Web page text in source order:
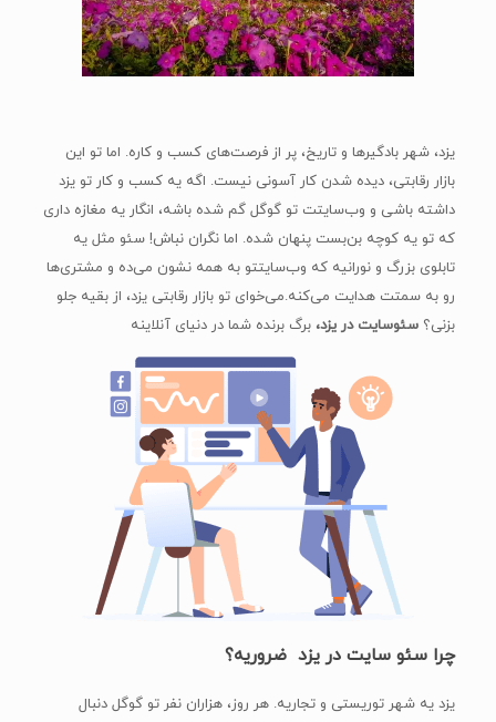
یزد، شهر بادگیرها و تاریخ، پر از فرصت‌های کسب و کاره. اما تو این
بازار رقابتی، دیده شدن کار آسونی نیست. اگه یه کسب و کار تو یزد
داشته باشی و وب‌سایتت تو گوگل گم شده باشه، انگار یه مغازه داری
که تو یه کوچه بن‌بست پنهان شده. اما نگران نباش! سئو مثل یه
تابلوی بزرگ و نورانیه که وب‌سایتتو به همه نشون می‌ده و مشتری‌ها
رو به سمتت هدایت می‌کنه.می‌خوای تو بازار رقابتی یزد، از بقیه جلو
بزنی؟ سئوسایت در یزد، برگ برنده شما در دنیای آنلاینه
چرا سئو سایت در یزد ضروریه؟
یزد یه شهر توریستی و تجاریه. هر روز، هزاران نفر تو گوگل دنبال